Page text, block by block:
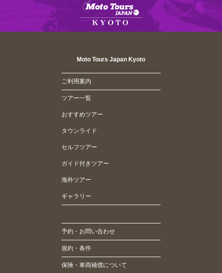
Moto Tours Japan Kyoto
ご利用案内
ツアー一覧
おすすめツアー
タウンライド
セルフツアー
ガイド付きツアー
海外ツアー
ギャラリー
予約・お問い合わせ
規約・条件
保険・車両補償について